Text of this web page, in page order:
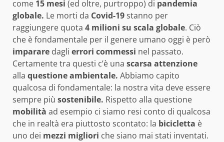
come 15 mesi (ed oltre, purtroppo) di pandemia
globale. Le morti da Covid-19stanno per
raggiungere quota 4 milioni su scala globale. Ciò
che è fondamentale per il genere umano oggi è però
imparare dagli errori commessi nel passato.
Certamente tra questi c’è una scarsa attenzione
alla questione ambientale. Abbiamo capito
qualcosa di fondamentale: la nostra vita deve essere
sempre più sostenibile. Rispetto alla questione
mobilità ad esempio ci siamo resi conto di qualcosa
che in realtà era piuttosto scontato: la bicicletta è
uno dei mezzi migliori che siano mai stati inventati.